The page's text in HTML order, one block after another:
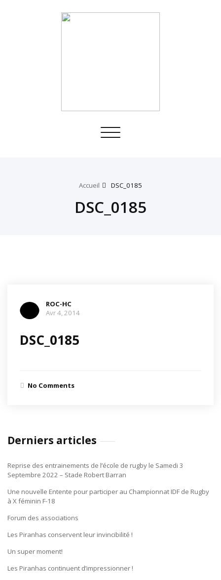
Toggle
Accueil DSC_0185
DSC_0185
ROC-HC
Avr 4, 2014
DSC_0185
No Comments
Derniers articles
Reprise des entrainements de l’école de rugby le Samedi 3
Septembre 2022 – Stade Robert Barran
Une nouvelle Entente pour participer au Championnat IDF de Rugby
à X féminin F-18
Forum des associations
Les Piranhas conservent leur invincibilité !
Un super moment!
Les Piranhas continuent d’impressionner !